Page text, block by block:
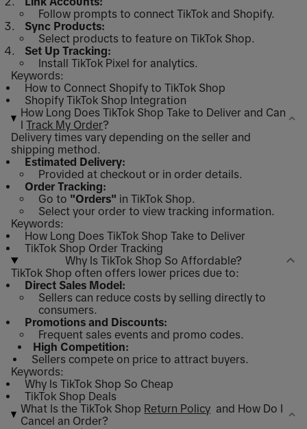
Follow prompts to connect TikTok and Shopify.
Sync Products:
Select products to feature on TikTok Shop.
Set Up Tracking:
Install TikTok Pixel for analytics.
Keywords:
How to Connect Shopify to TikTok Shop
Shopify TikTok Shop Integration
How Long Does TikTok Shop Take to Deliver and Can
ITrack My Order?
Delivery times vary depending on the seller and
shipping method.
Estimated Delivery:
Provided at checkout or in order details.
Order Tracking:
Go to "Orders" in TikTok Shop.
Select your order to view tracking information.
Keywords:
How Long Does TikTok Shop Take to Deliver
TikTok Shop Order Tracking
Why Is TikTok Shop So Affordable?
TikTok Shop often offers lower prices due to:
Direct Sales Model:
Sellers can reduce costs by selling directly to
consumers.
Promotions and Discounts:
Frequent sales events and promo codes.
High Competition:
Sellers compete on price to attract buyers.
Keywords:
Why Is TikTok Shop So Cheap
TikTok Shop Deals
What Is the TikTok Shop Return Policy and How Do I
Cancel an Order?